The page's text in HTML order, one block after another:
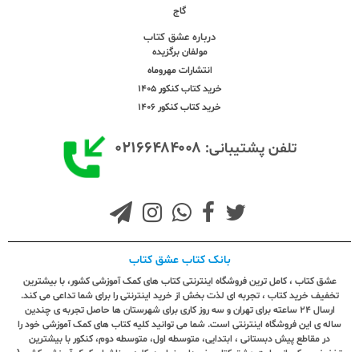
گاج
درباره عشق کتاب
مولفان برگزیده
انتشارات مهروماه
خرید کتاب کنکور 1405
خرید کتاب کنکور 1406
تلفن پشتیبانی: ۰۲۱۶۶۴۸۴۰۰۸
بانک کتاب عشق کتاب
عشق کتاب ، کامل ترین فروشگاه اینترنتی کتاب های کمک آموزشی کشور، با بیشترین
تخفیف خرید کتاب ، تجربه ای لذت بخش از خرید اینترنتی را برای شما تداعی می کند.
ارسال ٢٤ ساعته برای تهران و سه روز کاری برای شهرستان ها حاصل تجربه ی چندین
ساله ی این فروشگاه اینترنتی است. شما می توانید کلیه کتاب های کمک آموزشی خود را
در مقاطع پیش دبستانی ، ابتدایی، متوسطه اول، متوسطه دوم، کنکور با بیشترین